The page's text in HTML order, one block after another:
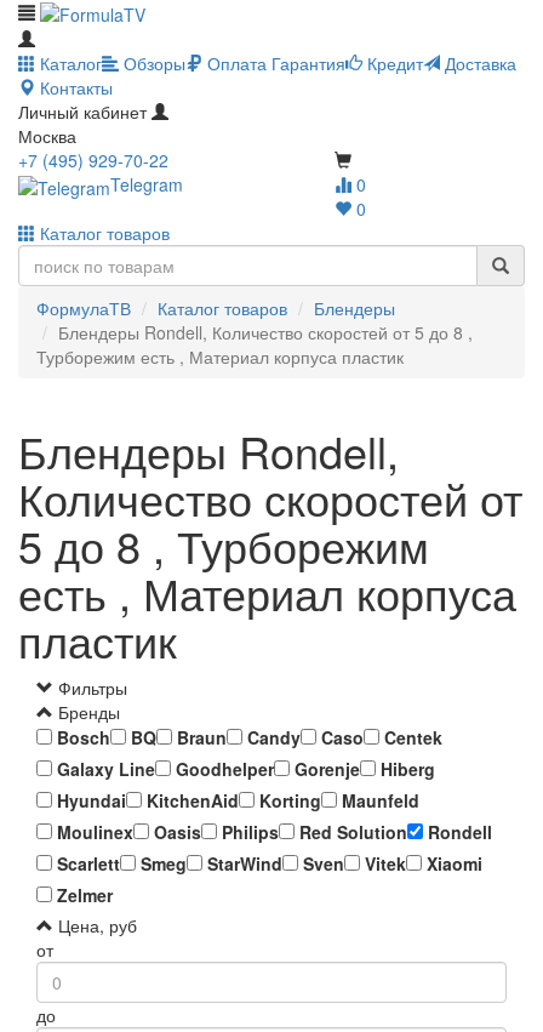
Каталог Обзоры Оплата Гарантия Кредит
Доставка
Контакты
Личный кабинет
Москва
0
0
+7 (495) 929-70-22
Telegram
Каталог товаров
ФормулаТВ Каталог товаров
Блендеры
Блендеры Rondell, Количество скоростей от 5 до 8 ,
Турборежим есть , Материал корпуса пластик
Блендеры Rondell,
Количество скоростей от
5 до 8 , Турборежим
есть , Материал корпуса
пластик
Фильтры
Бренды
Bosch
BQ Braun Candy Caso
Centek
Galaxy Line
Goodhelper Gorenje
Hiberg
Hyundai
KitchenAid Korting
Maunfeld
Moulinex
Oasis Philips Red Solution
Rondell
Scarlett
Smeg StarWind Sven Vitek
Xiaomi
Zelmer
Цена, руб
от
до